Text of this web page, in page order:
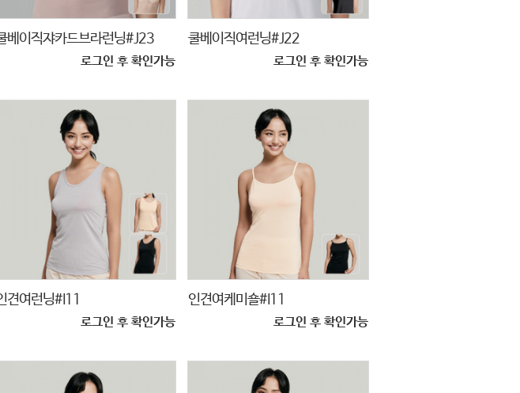
베이직쟈카드브라런닝#J23
로그인 후 확인가능
쿨베이직여런닝#J22
로그인 후 확인가능
견여런닝#I11
로그인 후 확인가능
인견여케미숄#I11
로그인 후 확인가능